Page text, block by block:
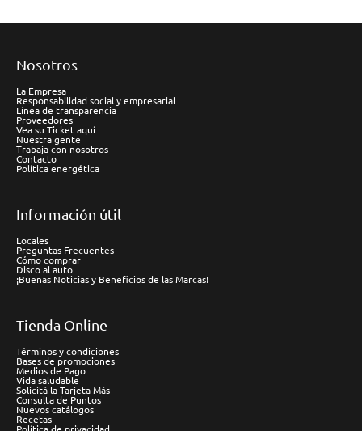
Nosotros
La Empresa
Responsabilidad social y empresarial
Línea de transparencia
Proveedores
Vea su Ticket aquí
Nuestra gente
Trabaja con nosotros
Contacto
Política energética
Información útil
Locales
Preguntas Frecuentes
Cómo comprar
Disco al auto
¡Buenas Noticias y Beneficios de las Marcas!
Tienda Online
Términos y condiciones
Bases de promociones
Medios de Pago
Vida saludable
Solicitá la Tarjeta Más
Consulta de Puntos
Nuevos catálogos
Recetas